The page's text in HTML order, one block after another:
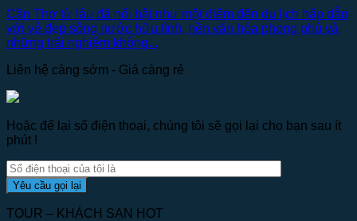
Cần Thơ từ lâu đã nổi bật như một điểm đến du lịch hấp dẫn
với vẻ đẹp sông nước hữu tình, nền văn hóa phong phú và
những trải nghiệm không...
Liên hệ càng sớm - Giá càng rẻ
Hoặc để lại số điện thoại, chúng tôi sẽ gọi lại cho bạn sau ít
phút !
TOUR – KHÁCH SẠN HOT